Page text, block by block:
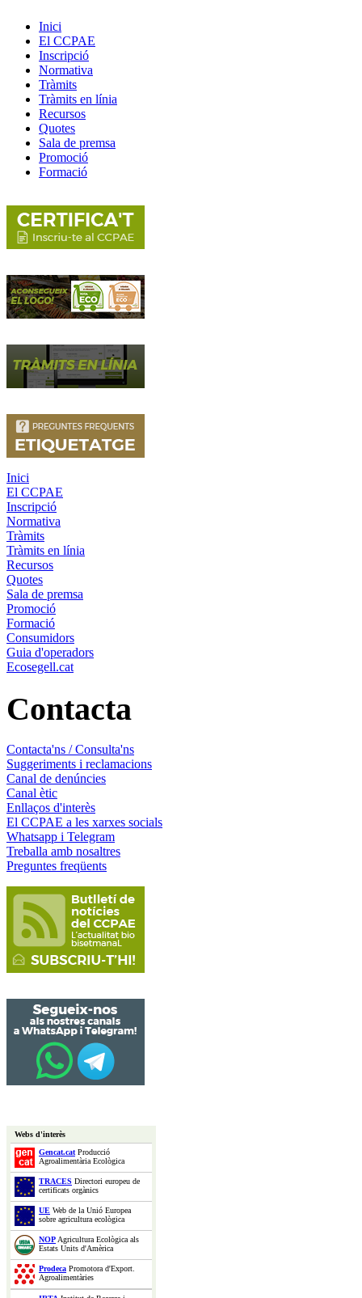
Inici
El CCPAE
Inscripció
Normativa
Tràmits
Tràmits en línia
Recursos
Quotes
Sala de premsa
Promoció
Formació
Inici
El CCPAE
Inscripció
Normativa
Tràmits
Tràmits en línia
Recursos
Quotes
Sala de premsa
Promoció
Formació
Consumidors
Guia d'operadors
Ecosegell.cat
Contacta
Contacta'ns / Consulta'ns
Suggeriments i reclamacions
Canal de denúncies
Canal ètic
Enllaços d'interès
El CCPAE a les xarxes socials
Whatsapp i Telegram
Treballa amb nosaltres
Preguntes freqüents
Webs d'interès
Gencat.catProducció
Agroalimentària Ecològica
TRACES Directori europeu de
certificats orgànics
UE Web de la Unió Europea
sobre agricultura ecològica
NOPAgricultura Ecològica als
Estats Units d'Amèrica
Prodeca Promotora d'Export.
Agroalimentàries